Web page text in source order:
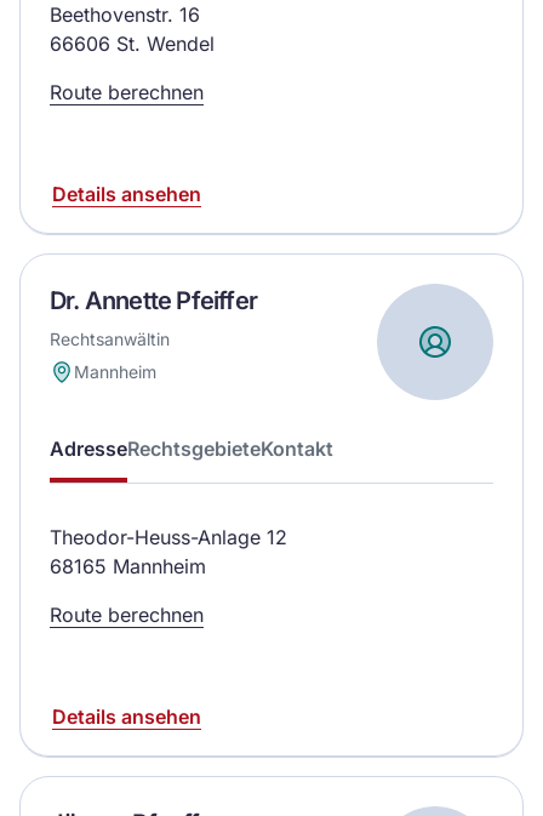
Beethovenstr. 16
66606 St. Wendel
Route berechnen
Details ansehen
Dr. Annette Pfeiffer
Rechtsanwältin
Mannheim
AdresseRechtsgebieteKontakt
Theodor-Heuss-Anlage 12
68165 Mannheim
Route berechnen
Details ansehen